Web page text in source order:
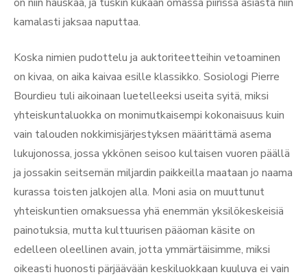
kamalasti jaksaa naputtaa.
Koska nimien pudottelu ja auktoriteetteihin vetoaminen
on kivaa, on aika kaivaa esille klassikko. Sosiologi Pierre
Bourdieu tuli aikoinaan luetelleeksi useita syitä, miksi
yhteiskuntaluokka on monimutkaisempi kokonaisuus kuin
vain talouden nokkimisjärjestyksen määrittämä asema
lukujonossa, jossa ykkönen seisoo kultaisen vuoren päällä
ja jossakin seitsemän miljardin paikkeilla maataan jo naama
kurassa toisten jalkojen alla. Moni asia on muuttunut
yhteiskuntien omaksuessa yhä enemmän yksilökeskeisiä
painotuksia, mutta kulttuurisen pääoman käsite on
edelleen oleellinen avain, jotta ymmärtäisimme, miksi
oikeasti huonosti pärjäävään keskiluokkaan kuuluva ei vain